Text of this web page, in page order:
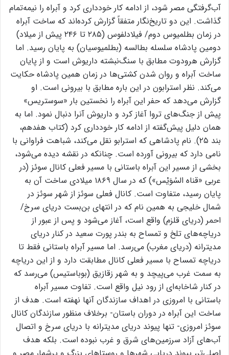
آب‌گرفتگی مصر شود، از ادامه کار خودداری کرد و آبراه را نیمه‌تمام
گذاشت. این دو تاریخ‌نگار متفقاً گزارش کرده‌اند که ساخت آبراه
در زمان بطلمیوس دوم/ فیلادلفوس (۲۸۵ تا ۲۴۶ پیش از میلاد)
دومین پادشاه سلسله بطالسه (بطلمیوسیان) به پایان رسید. اما
گزارش هرودوت مطابق با سنگ‌نبشته داریوش است و از پایان
ساخت آبراه و روان شدن کشتی‌ها در زمان همین پادشاه حکایت
می‌کند. نظر استرابون در این باره مطابق با بیرونی است. او
گزارش می‌دهد که حفر این آبراه را نخستین بار «سوستریس»
پیش از جنگ‌های تروا آغاز کرد و داریوش آنرا دنبال نمود. اما به
همان دلیل پیش‌گفته از ادامه کار خودداری کرد (کتاب هفدهم،
بند ۲۵). نام پادشاهی که استرابو نقل می‌کند، شباهت فراوانی با
نامی دارد که بیرونی آورده است. چنانکه در نقشه دیده می‌شود،
بخشی از مسیر این آبراه باستانی با مسیر فعلی کانال سوئز (در
عربی «قناه السُوَیْس») که در سال ۱۸۶۹ میلادی ساخت آن به
پایان رسید، متفاوت است. کانال فعلی سوئز از شهر سوئز در
شمال خلیجی به همین نام که در انتهای بن‌بست دریای سرخ/
احمر (دریای قلزم) واقع است، آغاز می‌شود و پس از عبور از
دریاچه‌های تلخ و تمساح به بندر پورت سعید در کنار دریای
مدیترانه (دریای مغرب) می‌رسد. اما مسیر آبراه باستانی فقط تا
دریاچه تمساح با مسیر فعلی کانال مطابقت دارد و از این دریاچه
به سمت غرب می‌پیچد و به شهر زقازیق (بوباستیس) می‌رسد که
در کنار شاخابه‌ای از رود نیل واقع است. تفاوت مسیر آبراه
باستانی با امروزی در اهداف سازندگان آنها نهفته است. هدف از
ساخت این آبراه در دوران باستان- برخلاف منظور سازندگان کانال
سوئز امروزی- تنها پیوند دریای مدیترانه با دریای سرخ و اتصال
آب‌های آزاد سرزمین‌های شرق و غرب نبوده است. بلکه هدف